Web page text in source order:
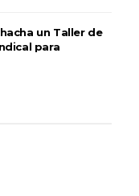
un Taller de
para